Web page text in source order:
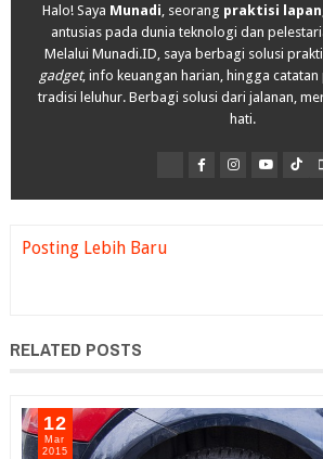
Halo! Saya Munadi , seorang praktisi
antusias pada dunia teknologi dan
Melalui Munadi.ID, saya berbagi solusi
gadget, info keuangan harian, hingga
tradisi leluhur. Berbagi solusi dari jalanan,
hati.
Posting Lebih Baru
RELATED POSTS
12
Mar
2015